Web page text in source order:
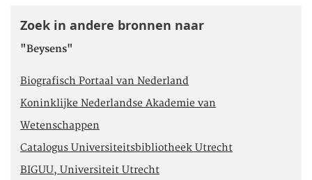
Zoek in andere bronnen naar
"Beysens"
Biografisch Portaal van Nederland
Koninklijke Nederlandse Akademie van
Wetenschappen
Catalogus Universiteitsbibliotheek Utrecht
BIGUU, Universiteit Utrecht